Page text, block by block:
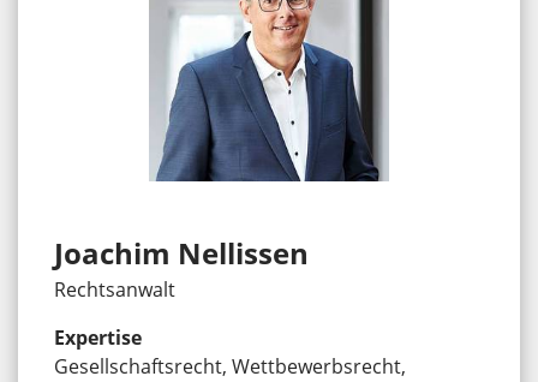
Joachim Nellissen
Rechtsanwalt
Expertise
Gesellschaftsrecht, Wettbewerbsrecht,